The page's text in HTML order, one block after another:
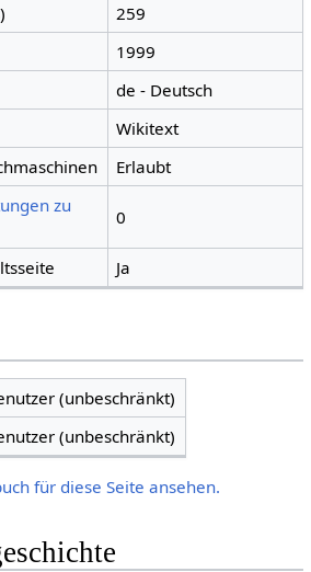
259
1999
de - Deutsch
Wikitext
Erlaubt
zu
0
Ja
(unbeschränkt)
(unbeschränkt)
für diese Seite ansehen.